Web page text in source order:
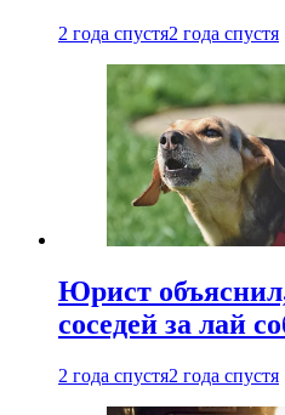
2 года спустя2 года спустя
Юрист
соседей за лай
2 года спустя2 года спустя